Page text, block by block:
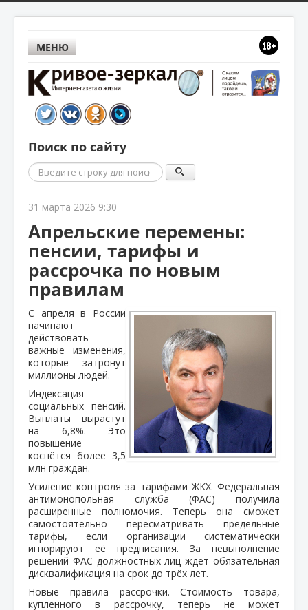
МЕНЮ
Поиск по сайту
Поиск
31 марта 2026 9:30
Апрельские перемены:
пенсии, тарифы и
рассрочка по новым
правилам
С апреля в России
начинают
действовать
важные изменения,
которые затронут
миллионы людей.
Индексация
социальных пенсий.
Выплаты вырастут
на 6,8%. Это
повышение
коснётся более 3,5
млн граждан.
Усиление контроля за тарифами ЖКХ. Федеральная
антимонопольная служба (ФАС) получила
расширенные полномочия. Теперь она сможет
самостоятельно пересматривать предельные
тарифы, если организации систематически
игнорируют её предписания. За невыполнение
решений ФАС должностных лиц ждёт обязательная
дисквалификация на срок до трёх лет.
Новые правила рассрочки. Стоимость товара,
купленного в рассрочку, теперь не может